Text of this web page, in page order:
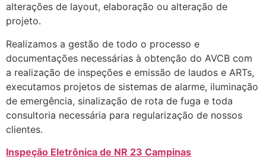
alterações de layout, elaboração ou alteração de
projeto.
Realizamos a gestão de todo o processo e
documentações necessárias à obtenção do AVCB com
a realização de inspeções e emissão de laudos e ARTs,
executamos projetos de sistemas de alarme, iluminação
de emergência, sinalização de rota de fuga e toda
consultoria necessária para regularização de nossos
clientes.
Inspeção Eletrônica de NR 23 Campinas